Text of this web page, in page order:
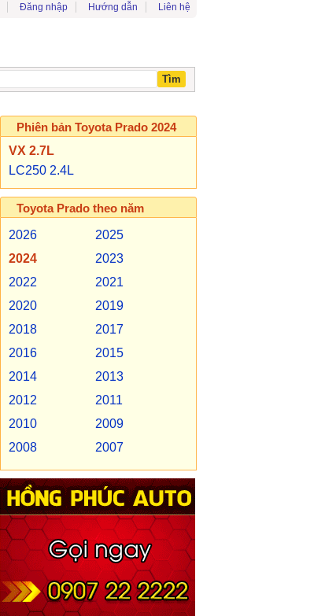
Đăng nhập Hướng dẫn Liên hệ
Phiên bản Toyota Prado 2024
VX 2.7L
LC250 2.4L
Toyota Prado theo năm
2026
2025
2024
2023
2022
2021
2020
2019
2018
2017
2016
2015
2014
2013
2012
2011
2010
2009
2008
2007